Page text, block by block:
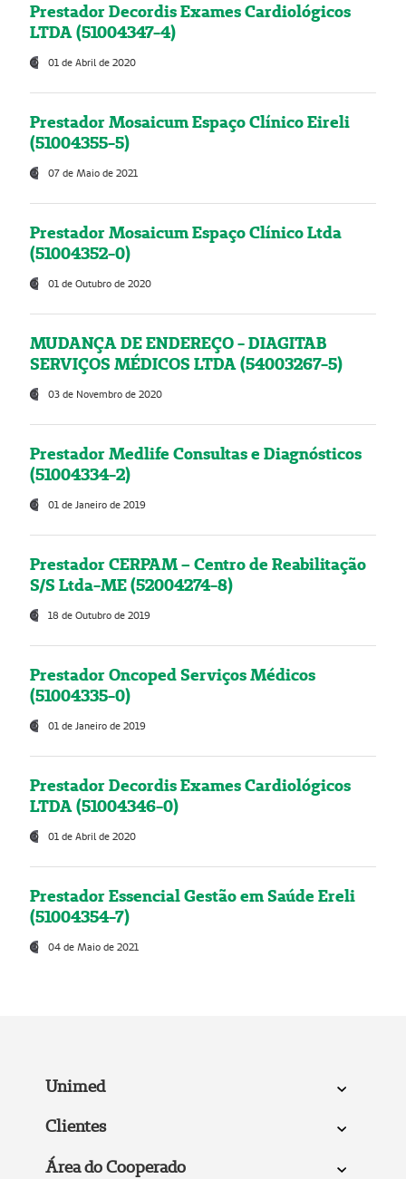
Prestador Decordis Exames Cardiológicos
LTDA (51004347-4)
01 de Abril de 2020
Prestador Mosaicum Espaço Clínico Eireli
(51004355-5)
07 de Maio de 2021
Prestador Mosaicum Espaço Clínico Ltda
(51004352-0)
01 de Outubro de 2020
MUDANÇA DE ENDEREÇO - DIAGITAB
SERVIÇOS MÉDICOS LTDA (54003267-5)
03 de Novembro de 2020
Prestador Medlife Consultas e Diagnósticos
(51004334-2)
01 de Janeiro de 2019
Prestador CERPAM – Centro de Reabilitação
S/S Ltda-ME (52004274-8)
18 de Outubro de 2019
Prestador Oncoped Serviços Médicos
(51004335-0)
01 de Janeiro de 2019
Prestador Decordis Exames Cardiológicos
LTDA (51004346-0)
01 de Abril de 2020
Prestador Essencial Gestão em Saúde Ereli
(51004354-7)
04 de Maio de 2021
Unimed
Clientes
Área do Cooperado